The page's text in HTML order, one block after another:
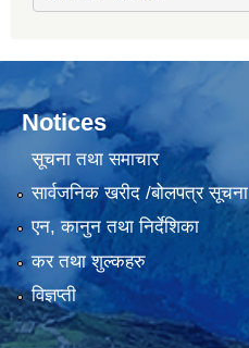
Notices
सूचना तथा समाचार
सार्वजनिक खरीद /बोलपत्र सूचना
एन, कानुन तथा निर्देशिका
कर तथा शुल्कहरु
विज्ञप्ती